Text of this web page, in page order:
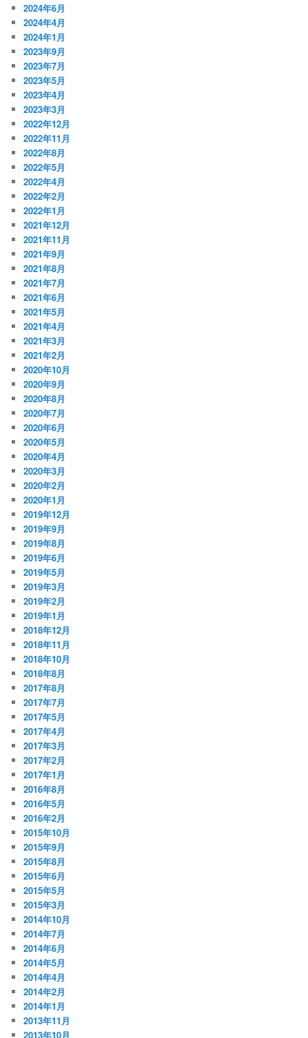
2024年6月
2024年4月
2024年1月
2023年9月
2023年7月
2023年5月
2023年4月
2023年3月
2022年12月
2022年11月
2022年8月
2022年5月
2022年4月
2022年2月
2022年1月
2021年12月
2021年11月
2021年9月
2021年8月
2021年7月
2021年6月
2021年5月
2021年4月
2021年3月
2021年2月
2020年10月
2020年9月
2020年8月
2020年7月
2020年6月
2020年5月
2020年4月
2020年3月
2020年2月
2020年1月
2019年12月
2019年9月
2019年8月
2019年6月
2019年5月
2019年3月
2019年2月
2019年1月
2018年12月
2018年11月
2018年10月
2018年8月
2017年8月
2017年7月
2017年5月
2017年4月
2017年3月
2017年2月
2017年1月
2016年8月
2016年5月
2016年2月
2015年10月
2015年9月
2015年8月
2015年6月
2015年5月
2015年3月
2014年10月
2014年7月
2014年6月
2014年5月
2014年4月
2014年2月
2014年1月
2013年11月
2013年10月